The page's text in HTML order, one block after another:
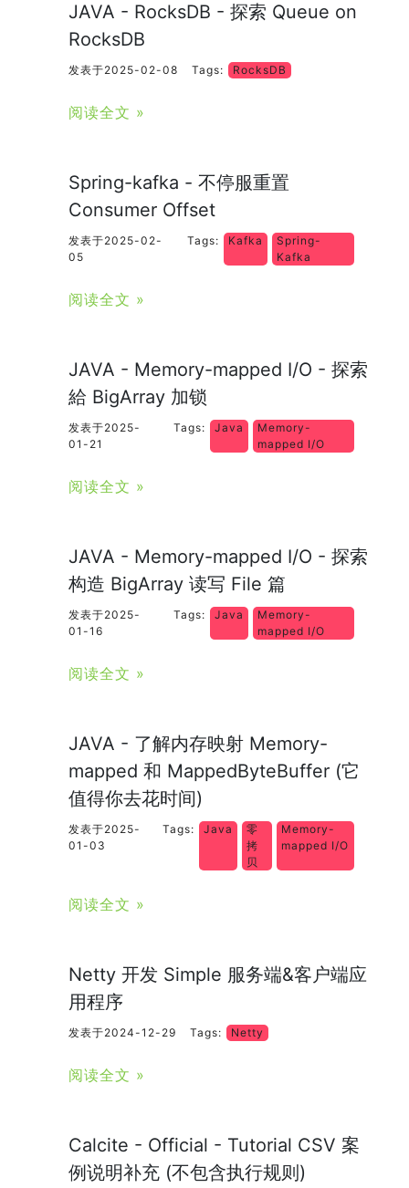
JAVA - RocksDB - 探索 Queue on
RocksDB
发表于2025-02-08 Tags: RocksDB
阅读全文 »
Spring-kafka - 不停服重置
Consumer Offset
发表于2025-02-
05
Tags: Kafka
Spring-
Kafka
阅读全文 »
JAVA - Memory-mapped I/O - 探索
給 BigArray 加锁
发表于2025-
01-21
Tags: Java
Memory-
mapped I/O
阅读全文 »
JAVA - Memory-mapped I/O - 探索
构造 BigArray 读写 File 篇
发表于2025-
01-16
Tags: Java
Memory-
mapped I/O
阅读全文 »
JAVA - 了解内存映射 Memory-
mapped 和 MappedByteBuffer (它
值得你去花时间)
发表于2025-
01-03
Tags: Java
零
拷
贝
Memory-
mapped I/O
阅读全文 »
Netty 开发 Simple 服务端&客户端应
用程序
发表于2024-12-29 Tags: Netty
阅读全文 »
Calcite - Official - Tutorial CSV 案
例说明补充 (不包含执行规则)